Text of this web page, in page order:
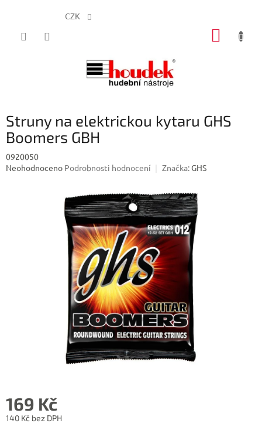
CZK
Struny na elektrickou kytaru GHS
Boomers GBH
0920050
Průměrné
Neohodnoceno Podrobnosti hodnocení Značka:GHS
169 Kč
140 Kč bez DPH